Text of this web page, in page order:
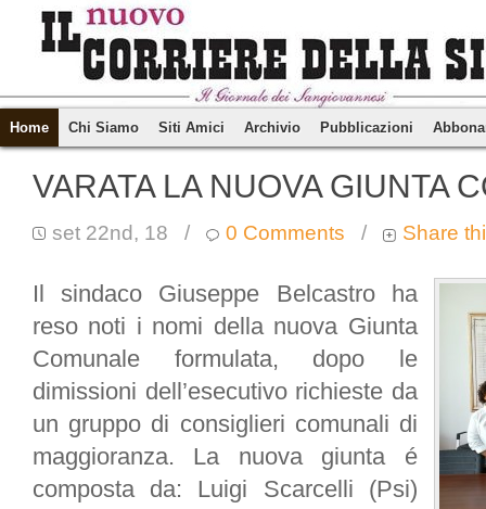
Home Chi Siamo Siti Amici Archivio Pubblicazioni
VARATA LA NUOVA GIUNTA
set 22nd, 18 / 0 Comments / Share
Il sindaco Giuseppe Belcastro ha
reso noti i nomi della nuova Giunta
Comunale formulata, dopo le
dimissioni dell’esecutivo richieste da
un gruppo di consiglieri comunali di
maggioranza. La nuova giunta é
composta da: Luigi Scarcelli (Psi)